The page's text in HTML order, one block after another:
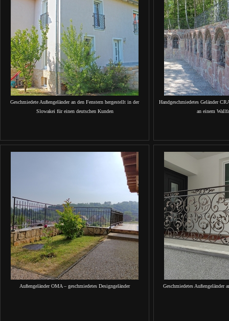
Geschmiedete Außengeländer an den Fenstern hergestellt in der
Slowakei für einen deutschen Kunden
Handgeschmiedetes Geländer
an einem
Außengeländer OMA – geschmiedetes Designgeländer Geschmiedetes